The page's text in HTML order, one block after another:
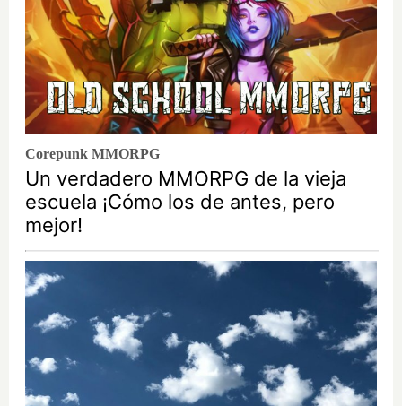
Corepunk MMORPG
Un verdadero MMORPG de la vieja
escuela ¡Cómo los de antes, pero
mejor!